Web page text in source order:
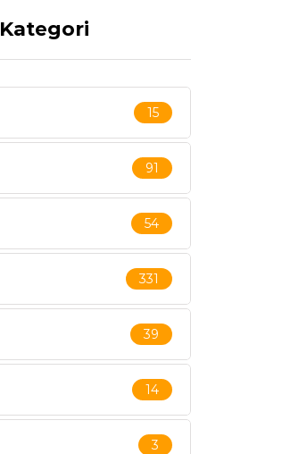
Kategori
15
91
54
331
39
14
3